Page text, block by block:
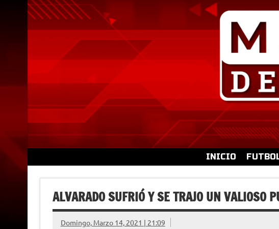
INICIO
ALVARADO SUFRIÓ Y SE TRAJO UN VALIOSO
Domingo, Marzo 14, 2021 | 21:09